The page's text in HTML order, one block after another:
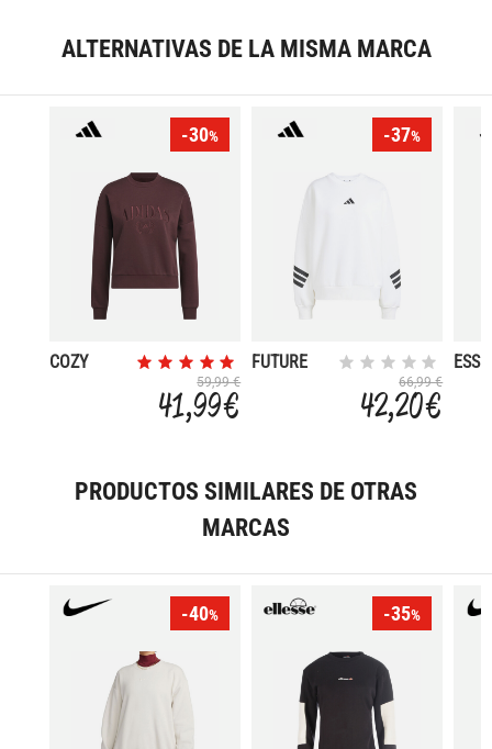
ALTERNATIVAS DE LA MISMA MARCA
-30%
COZY
59,99 €
41,99 €
-37%
FUTURE
66,99 €
42,20 €
PRODUCTOS SIMILARES DE OTRAS
MARCAS
-40% -35%